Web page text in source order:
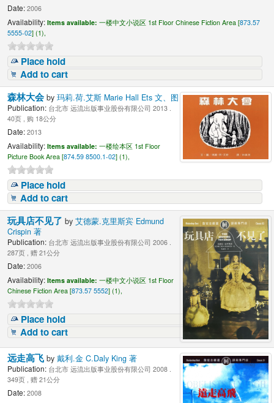
Date: 2006
Availability: Items available: 一楼中文小说区 1st Floor Chinese Fiction Area [873.57
5555-02] (1),
Place hold
Add to cart
森林大会by玛莉.荷.艾斯 Marie Hall Ets 文、图
Publication: 台北市 远流出版事业股份有限公司 2013 .
40页 , 购 18公分
Date: 2013
Availability: Items available: 一楼绘本区 1st Floor
Picture Book Area [874.59 8500.1-02] (1),
Place hold
Add to cart
玩具店不见了by艾德蒙.克里斯宾 Edmund
Crispin 著
Publication: 台北市 远流出版事业股份有限公司 2006 .
287页 , 赠 21公分
Date: 2006
Availability: Items available: 一楼中文小说区 1st Floor
Chinese Fiction Area [873.57 5552] (1),
Place hold
Add to cart
远走高飞by戴利.金 C.Daly King 著
Publication: 台北市 远流出版事业股份有限公司 2008 .
349页 , 赠 21公分
Date: 2008